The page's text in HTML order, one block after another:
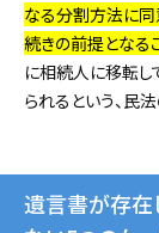
なる分割方法に
続きの前提となる
に相続人に移転
られるという、民
遺言書が存在